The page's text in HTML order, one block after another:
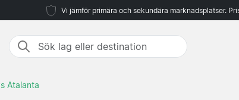
Vi jämför primära och sekundära marknadsplatser.
Atalanta